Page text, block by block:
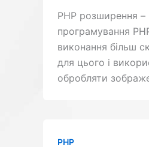
PHP розширення –
програмування
виконання більш
для цього і
обробляти
PHP